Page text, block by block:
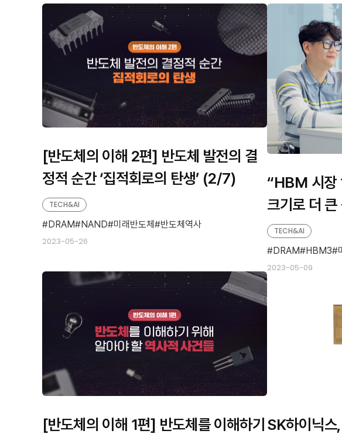
[반도체의 이해 2편] 반도체 발전의 결
정적 순간 ‘집적회로의 탄생’ (2/7)
2023-05-26
TECH&AI
DRAM NAND 미래반도체 반도체역사
“HBM 시장
크기로 더
초 12단
2023-05-09
TECH&AI
DRAM HBM3
[반도체의 이해 1편] 반도체를 이해하기 SK하이닉스